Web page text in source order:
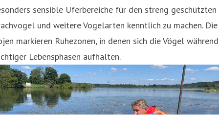
sensible Uferbereiche für den streng geschützten
und weitere Vogelarten kenntlich zu machen. Die
markieren Ruhezonen, in denen sich die Vögel während
Lebensphasen aufhalten.